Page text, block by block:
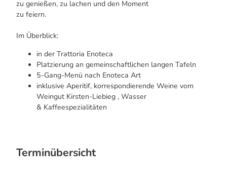
zu genießen, zu lachen und den Moment
zu feiern.
Im Überblick:
in der Trattoria Enoteca
Platzierung an gemeinschaftlichen langen Tafeln
5-Gang-Menü nach Enoteca Art
inklusive Aperitif, korrespondierende Weine vom
Weingut Kirsten-Liebieg , Wasser
& Kaffeespezialitäten
Terminübersicht